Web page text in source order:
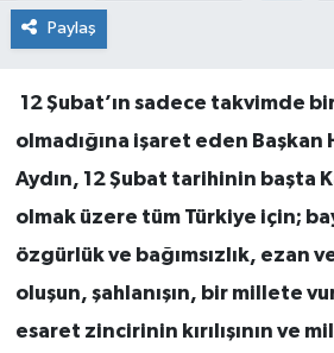
Paylaş
12 Şubat’ın sadece takvimde
olmadığına işaret eden Başkan
Aydın, 12 Şubat tarihinin başta
olmak üzere tüm Türkiye için;
özgürlük ve bağımsızlık, ezan
oluşun, şahlanışın, bir millete
esaret zincirinin kırılışının ve